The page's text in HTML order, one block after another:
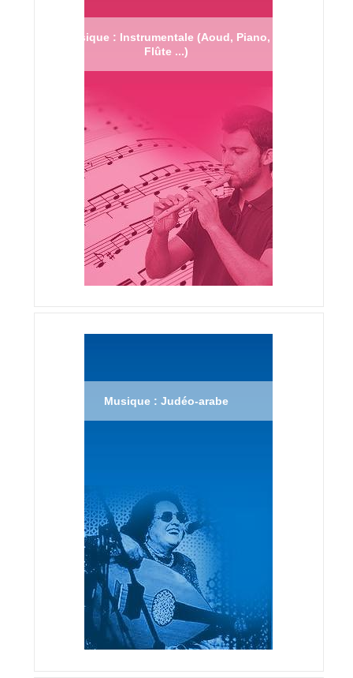
Musique : Instrumentale (Aoud, Piano,
Flûte ...)
Musique : Judéo-arabe